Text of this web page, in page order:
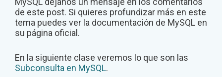
de este post. Si quieres profundizar más en este
tema puedes ver la documentación de MySQL en
su página oficial.
En la siguiente clase veremos lo que son las
Subconsulta en MySQL.